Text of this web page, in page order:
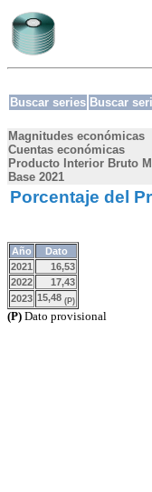
Buscar series Buscar
Magnitudes económicas
Cuentas económicas
Producto Interior Bruto
Base 2021
Porcentaje del
Año
Dato
2021
16,53
2022
17,43
2023 15,48 (P)
(P) Dato provisional